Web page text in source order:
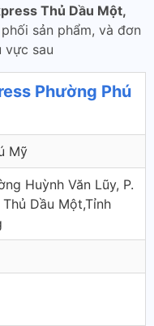
Thủ Dầu Một,
sản phẩm, và đơn
vực sau
Phường Phú
Mỹ
Huỳnh Văn Lũy, P.
Thủ Dầu Một,Tỉnh